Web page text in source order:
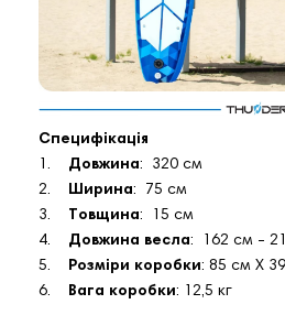
Специфікація
1. Довжина: 320 см
2. Ширина: 75 см
3.
Товщина: 15 см
4. Довжина весла: 162 см -
5. Розміри коробки: 85 см X
6. Вага коробки: 12,5 кг